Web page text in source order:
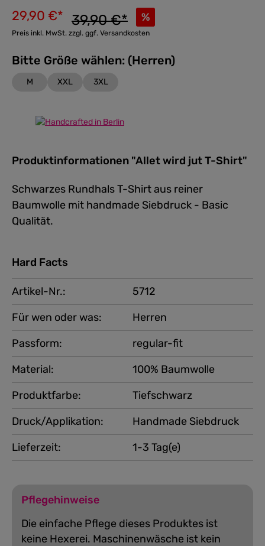
29,90 €* %
39,90 €*
Preis inkl. MwSt. zzgl. ggf. Versandkosten
Bitte Größe wählen: (Herren)
M XXL 3XL
Produktinformationen "Allet wird jut T-Shirt"
Schwarzes Rundhals T-Shirt aus reiner
Baumwolle mit handmade Siebdruck - Basic
Qualität.
Hard Facts
Artikel-Nr.:
5712
Für wen oder was:
Herren
Produktfarbe:
Tiefschwarz
Druck/Applikation:
Handmade Siebdruck
Passform:
regular-fit
Material:
100% Baumwolle
Lieferzeit: 1-3 Tag(e)
Pflegehinweise
Die einfache Pflege dieses Produktes ist
keine Hexerei. Maschinenwäsche ist kein